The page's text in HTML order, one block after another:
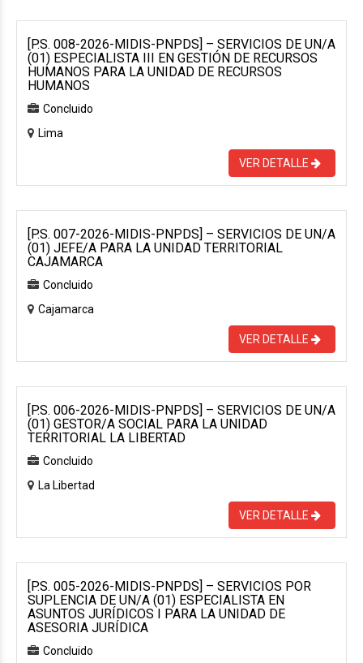
[P.S. 008-2026-MIDIS-PNPDS] – SERVICIOS DE UN/A
(01) ESPECIALISTA III EN GESTIÓN DE RECURSOS
HUMANOS PARA LA UNIDAD DE RECURSOS
HUMANOS
Concluido
Lima
VER DETALLE
[P.S. 007-2026-MIDIS-PNPDS] – SERVICIOS DE UN/A
(01) JEFE/A PARA LA UNIDAD TERRITORIAL
CAJAMARCA
Concluido
Cajamarca
VER DETALLE
[P.S. 006-2026-MIDIS-PNPDS] – SERVICIOS DE UN/A
(01) GESTOR/A SOCIAL PARA LA UNIDAD
TERRITORIAL LA LIBERTAD
Concluido
La Libertad
VER DETALLE
[P.S. 005-2026-MIDIS-PNPDS] – SERVICIOS POR
SUPLENCIA DE UN/A (01) ESPECIALISTA EN
ASUNTOS JURÍDICOS I PARA LA UNIDAD DE
ASESORIA JURÍDICA
Concluido